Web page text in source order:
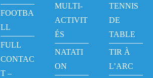
FOOTBA
LL
FULL
CONTAC
T –
MULTI-
ACTIVIT
ÉS
NATATI
ON
TENNIS
DE
TABLE
TIR À
L’ARC